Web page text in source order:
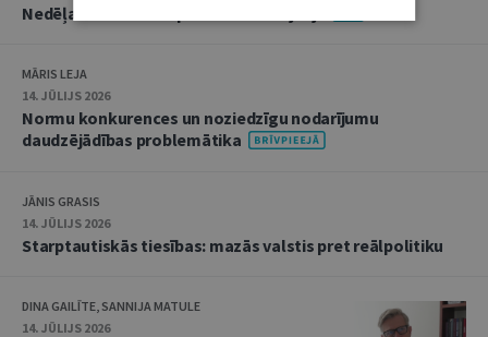
Nedēļas notikumu apskats: 13.–17. jūlijs
MĀRIS LEJA
14. JŪLIJS 2026
Normu konkurences un noziedzīgu nodarījumu
daudzējādības problemātika
JĀNIS GRASIS
14. JŪLIJS 2026
Starptautiskās tiesības: mazās valstis pret reālpolitiku
DINA GAILĪTE, SANNIJA MATULE
14. JŪLIJS 2026